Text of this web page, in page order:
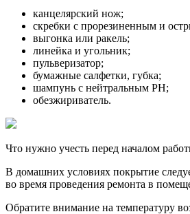
канцелярский нож;
скребки с прорезиненным и
выгонка или ракель;
линейка и угольник;
пульверизатор;
бумажные салфетки, губка;
шампунь с нейтральным РН;
обезжириватель.
Что нужно учесть перед началом
В домашних условиях покрытие
во время проведения ремонта в
Обратите внимание на температуру